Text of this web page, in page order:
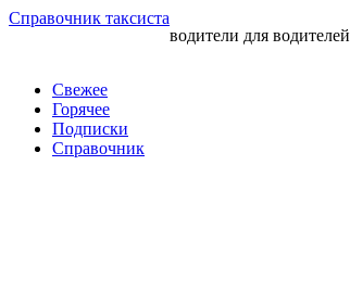
Перейти
Справочник таксиста
водители для водителей
Свежее
Горячее
Подписки
Справочник